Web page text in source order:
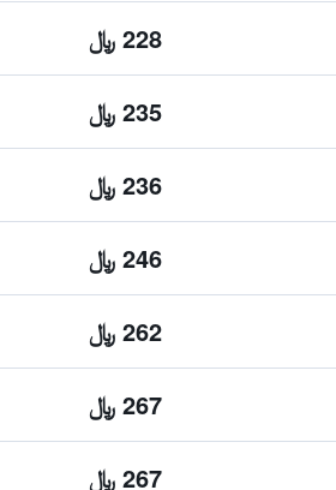
228 ﷼
235 ﷼
236 ﷼
246 ﷼
262 ﷼
267 ﷼
267 ﷼